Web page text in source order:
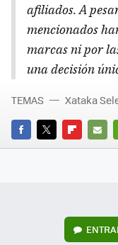
afiliados. A
mencionados
marcas ni por
una decisión
FACEBOOK
TWITTERFLIPBOARD
E-
TEMAS Xataka